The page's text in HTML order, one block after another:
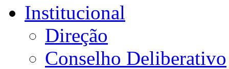
Institucional
Direção
Conselho Deliberativo